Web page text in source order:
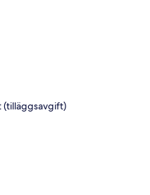
(tilläggsavgift)